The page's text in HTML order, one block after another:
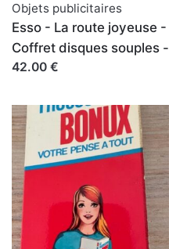
Objets publicitaires
Esso - La route joyeuse -
Coffret disques souples -
42.00 €